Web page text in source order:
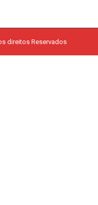
direitos Reservados